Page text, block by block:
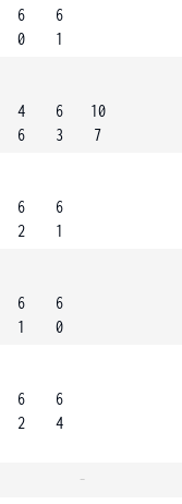
6
0
6
1
4
6
6
3
10
7
6
2
6
1
6
1
6
0
6
2
6
4
-